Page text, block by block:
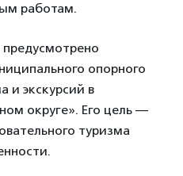
работам.
опорного
и экскурсий в
округе». Его цель —
туризма